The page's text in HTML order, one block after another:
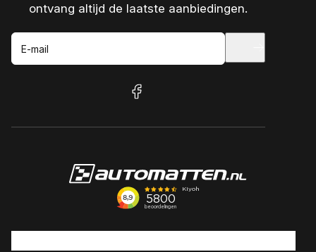
ontvang altijd de laatste aanbiedingen.
E-mail
facebook